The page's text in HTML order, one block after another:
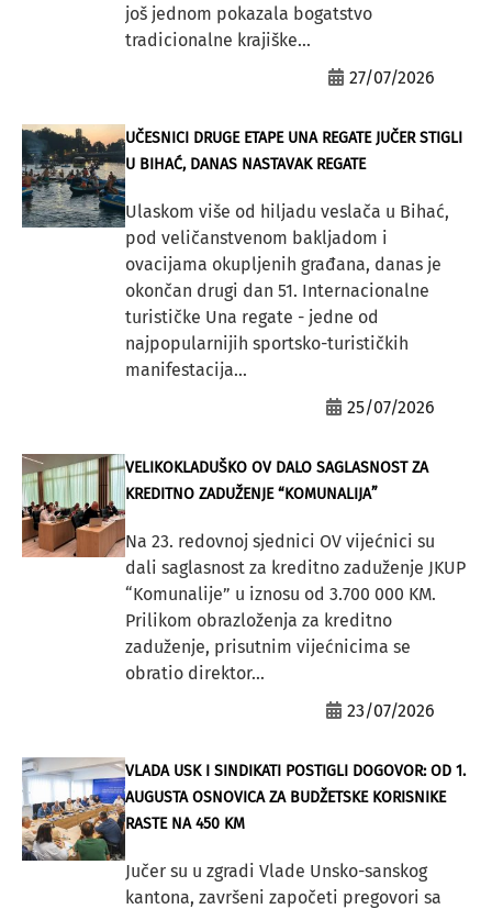
još jednom pokazala bogatstvo
tradicionalne krajiške...
27/07/2026
UČESNICI DRUGE ETAPE UNA REGATE JUČER STIGLI
U BIHAĆ, DANAS NASTAVAK REGATE
Ulaskom više od hiljadu veslača u Bihać,
pod veličanstvenom bakljadom i
ovacijama okupljenih građana, danas je
okončan drugi dan 51. Internacionalne
turističke Una regate - jedne od
najpopularnijih sportsko-turističkih
manifestacija...
25/07/2026
VELIKOKLADUŠKO OV DALO SAGLASNOST ZA
KREDITNO ZADUŽENJE “KOMUNALIJA”
Na 23. redovnoj sjednici OV vijećnici su
dali saglasnost za kreditno zaduženje JKUP
“Komunalije” u iznosu od 3.700 000 KM.
Prilikom obrazloženja za kreditno
zaduženje, prisutnim vijećnicima se
obratio direktor...
23/07/2026
VLADA USK I SINDIKATI POSTIGLI DOGOVOR: OD 1.
AUGUSTA OSNOVICA ZA BUDŽETSKE KORISNIKE
RASTE NA 450 KM
Jučer su u zgradi Vlade Unsko-sanskog
kantona, završeni započeti pregovori sa